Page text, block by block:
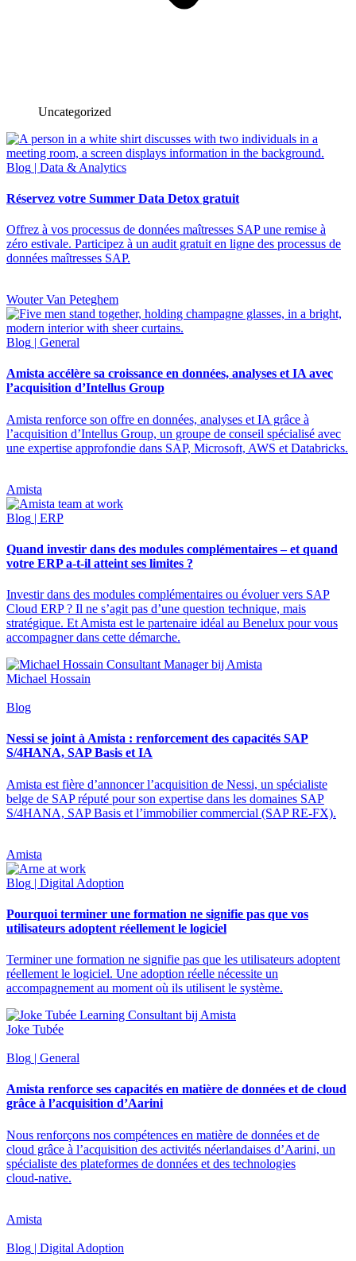
Uncategorized
Blog | Data & Analytics
Réservez votre Summer Data Detox gratuit
Offrez à vos processus de données maîtresses SAP une remise à
zéro estivale. Participez à un audit gratuit en ligne des processus de
données maîtresses SAP.
Wouter Van Peteghem
Blog | General
Amista accélère sa croissance en données, analyses et IA avec
l’acquisition d’Intellus Group
Amista renforce son offre en données, analyses et IA grâce à
l’acquisition d’Intellus Group, un groupe de conseil spécialisé avec
une expertise approfondie dans SAP, Microsoft, AWS et Databricks.
Amista
Blog | ERP
Quand investir dans des modules complémentaires – et quand
votre ERP a-t-il atteint ses limites ?
Investir dans des modules complémentaires ou évoluer vers SAP
Cloud ERP ? Il ne s’agit pas d’une question technique, mais
stratégique. Et Amista est le partenaire idéal au Benelux pour vous
accompagner dans cette démarche.
Michael Hossain
Blog
Nessi se joint à Amista : renforcement des capacités SAP
S/4HANA, SAP Basis et IA
Amista est fière d’annoncer l’acquisition de Nessi, un spécialiste
belge de SAP réputé pour son expertise dans les domaines SAP
S/4HANA, SAP Basis et l’immobilier commercial (SAP RE-FX).
Amista
Blog | Digital Adoption
Pourquoi terminer une formation ne signifie pas que vos
utilisateurs adoptent réellement le logiciel
Terminer une formation ne signifie pas que les utilisateurs adoptent
réellement le logiciel. Une adoption réelle nécessite un
accompagnement au moment où ils utilisent le système.
Joke Tubée
Blog | General
Amista renforce ses capacités en matière de données et de cloud
grâce à l’acquisition d’Aarini
Nous renforçons nos compétences en matière de données et de
cloud grâce à l’acquisition des activités néerlandaises d’Aarini, un
spécialiste des plateformes de données et des technologies
cloud‑native.
Amista
Blog | Digital Adoption